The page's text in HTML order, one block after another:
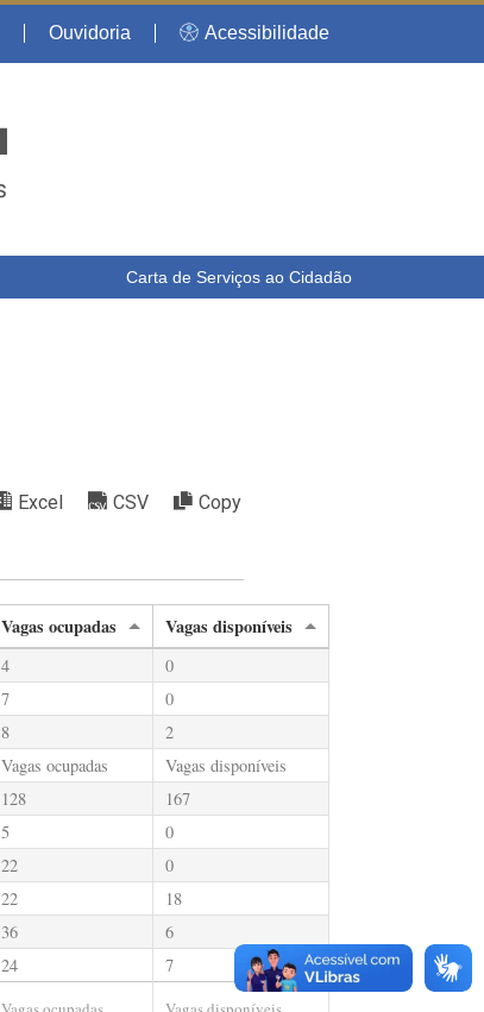
Ouvidoria Acessibilidade
Carta de Serviços ao Cidadão
Excel CSV Copy
Vagas ocupadas Vagas disponíveis
4
0
7
0
8
2
Vagas ocupadas
Vagas disponíveis
128
167
5
0
22
0
22
18
36
6
24 7